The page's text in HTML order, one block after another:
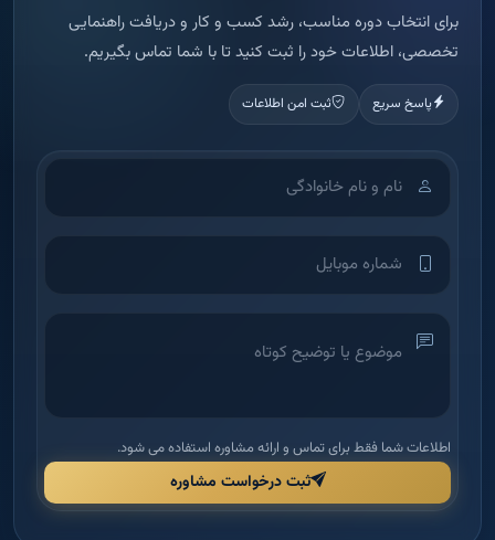
برای انتخاب دوره مناسب، رشد کسب و کار و دریافت راهنمایی
تخصصی، اطلاعات خود را ثبت کنید تا با شما تماس بگیریم.
پاسخ سریع ثبت امن اطلاعات
اطلاعات شما فقط برای تماس و ارائه مشاوره استفاده می شود.
ثبت درخواست مشاوره